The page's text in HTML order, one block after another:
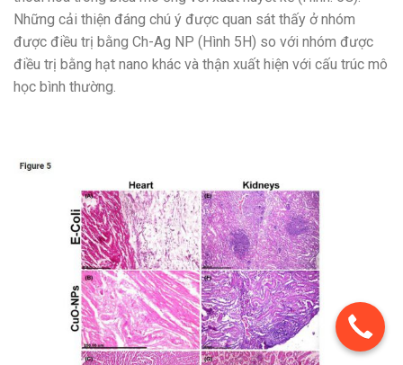
Những cải thiện đáng chú ý được quan sát thấy ở nhóm
được điều trị bằng Ch-Ag NP (Hình 5H) so với nhóm được
điều trị bằng hạt nano khác và thận xuất hiện với cấu trúc mô
học bình thường.